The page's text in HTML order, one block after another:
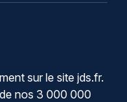
sur le site jds.fr.
nos 3 000 000